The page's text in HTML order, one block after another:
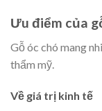
Ưu điểm của
Gỗ óc chó mang
thẩm mỹ.
Về giá trị kinh tế